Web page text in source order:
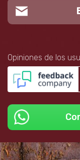
Opiniones de los